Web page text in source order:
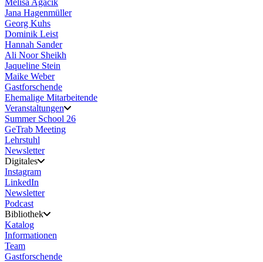
Melisa Agacik
Jana Hagenmüller
Georg Kuhs
Dominik Leist
Hannah Sander
Ali Noor Sheikh
Jaqueline Stein
Maike Weber
Gastforschende
Ehemalige Mitarbeitende
Veranstaltungen
Summer School 26
GeTrab Meeting
Lehrstuhl
Newsletter
Digitales
Instagram
LinkedIn
Newsletter
Podcast
Bibliothek
Katalog
Informationen
Team
Gastforschende